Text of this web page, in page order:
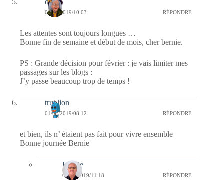
01/02/2019/10:03 RÉPONDRE
Les attentes sont toujours longues …
Bonne fin de semaine et début de mois, cher bernie.
PS : Grande décision pour février : je vais limiter mes
passages sur les blogs :
J’y passe beaucoup trop de temps !
trublion
01/02/2019/08:12 RÉPONDRE
et bien, ils n’ étaient pas fait pour vivre ensemble
Bonne journée Bernie
Bernie
02/02/2019/11:18 RÉPONDRE